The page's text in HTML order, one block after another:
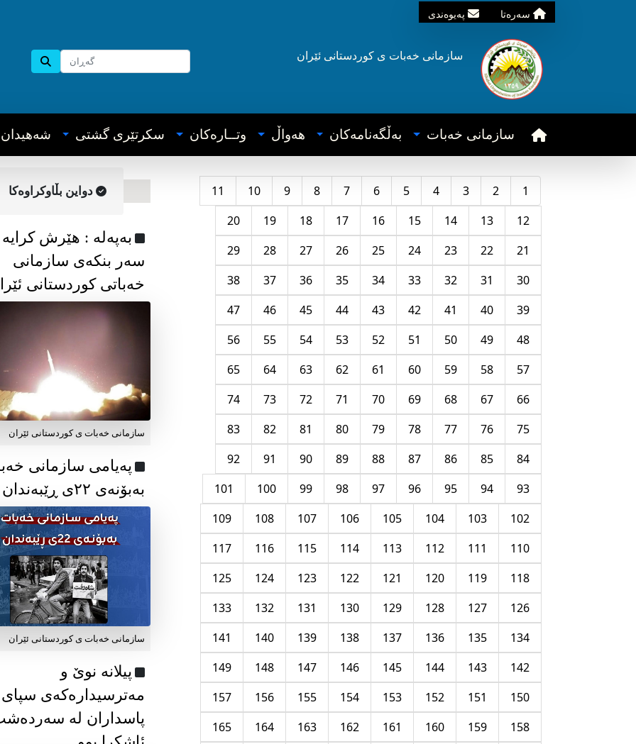
سه‌ره‌تا په‌یوه‌ندی
سازمانی خه‌بات ی کوردستانی ئێران
سازمانی خه‌بات به‌ڵگه‌نامه‌کان هه‌واڵ وتــاره‌کان سکرتێری گشتی شه‌هیدان
1
2
3
4
5
6
7
8
9
10
11
12
13
14
15
16
17
18
19
20
21
22
23
24
25
26
27
28
29
30
31
32
33
34
35
36
37
38
39
40
41
42
43
44
45
46
47
48
49
50
51
52
53
54
55
56
57
58
59
60
61
62
63
64
65
66
67
68
69
70
71
72
73
74
75
76
77
78
79
80
81
82
83
84
85
86
87
88
89
90
91
92
93
94
95
96
97
98
99
100
101
102
103
104
105
106
107
108
109
110
111
112
113
114
115
116
117
118
119
120
121
122
123
124
125
126
127
128
129
130
131
132
133
134
135
136
137
138
139
140
141
142
143
144
145
146
147
148
149
150
151
152
153
154
155
156
157
158
159
160
161
162
163
164
165
دواین بڵاوکراوه‌کا
به‌په‌له‌ : هێرش کرایە
سەر بنکەی سازمانی
خەباتی کوردستانی
سازمانی خەبات ی کوردستانی ئێران
پەیامی سازمانی
بەبۆنەی ۲۲ی ڕێبەندان
سازمانی خەبات ی كوردستانی ئێران
پیلانە نوێ و
مەترسیدارەکەی سپای
پاسداران لە